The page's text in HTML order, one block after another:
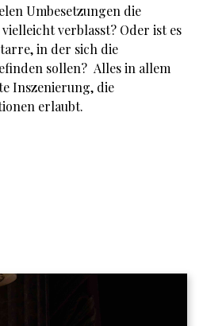
Umbesetzungen die
verblasst? Oder ist es
in der sich die
sollen? Alles in allem
Inszenierung, die
erlaubt.